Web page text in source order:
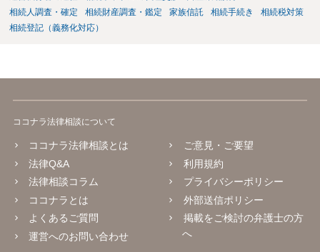
相続人調査・確定
相続財産調査・鑑定 家族信託 相続手続き
相続税対策
相続登記（義務化対応）
ココナラ法律相談について
ココナラ法律相談とは
法律Q&A
法律相談コラム
ココナラとは
よくあるご質問
運営へのお問い合わせ
ご意見・ご要望
利用規約
プライバシーポリシー
外部送信ポリシー
掲載をご検討の弁護士の方
へ